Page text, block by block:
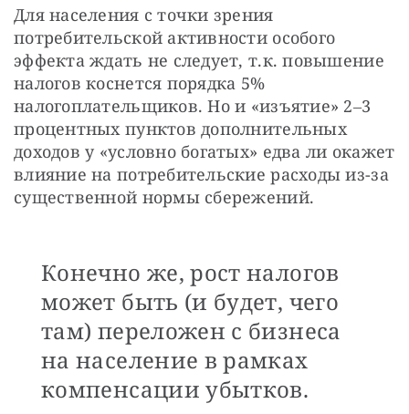
Для населения с точки зрения
потребительской активности особого
эффекта ждать не следует, т.к. повышение
налогов коснется порядка 5%
налогоплательщиков. Но и «изъятие» 2‒3
процентных пунктов дополнительных
доходов у «условно богатых» едва ли окажет
влияние на потребительские расходы из-за
существенной нормы сбережений.
Конечно же, рост налогов
может быть (и будет, чего
там) переложен с бизнеса
на население в рамках
компенсации убытков.